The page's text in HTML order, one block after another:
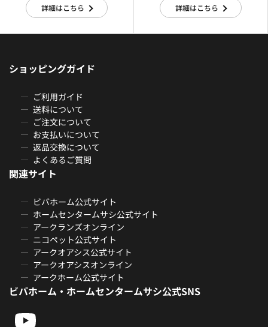
詳細はこちら 詳細はこちら
ショッピングガイド
ご利用ガイド
送料について
ご注文について
お支払いについて
返品交換について
よくあるご質問
関連サイト
ビバホーム公式サイト
ホームセンタームサシ公式サイト
アークランズオンライン
ニコペット公式サイト
アークオアシス公式サイト
アークオアシスオンライン
アークホーム公式サイト
ビバホーム・ホームセンタームサシ公式SNS